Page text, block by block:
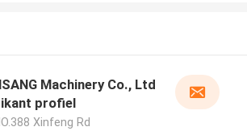
Machinery Co., Ltd
profiel
Xinfeng Rd